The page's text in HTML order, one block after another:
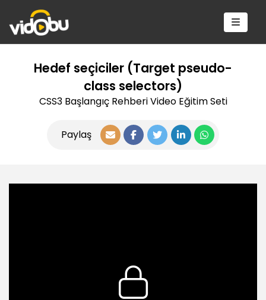
Hedef seçiciler (Target pseudo-
class selectors)
CSS3 Başlangıç Rehberi Video Eğitim Seti
Paylaş